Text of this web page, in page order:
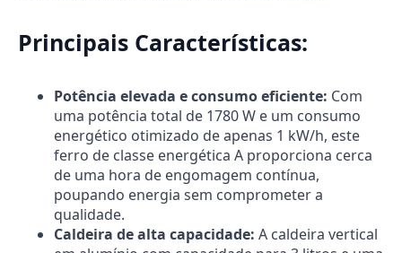
Principais Características:
Potência elevada e consumo eficiente: Com
uma potência total de 1780 W e um consumo
energético otimizado de apenas 1 kW/h, este
ferro de classe energética A proporciona cerca
de uma hora de engomagem contínua,
poupando energia sem comprometer a
qualidade.
Caldeira de alta capacidade: A caldeira vertical